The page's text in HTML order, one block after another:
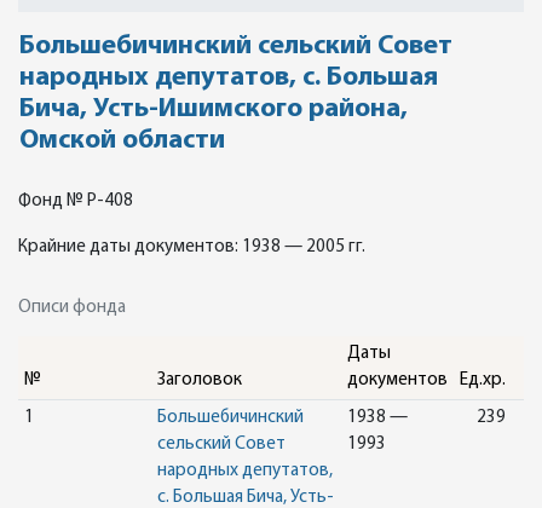
Большебичинский сельский Совет
народных депутатов, с. Большая
Бича, Усть-Ишимского района,
Омской области
Фонд № Р-408
Крайние даты документов: 1938 — 2005 гг.
Описи фонда
№ Заголовок
Даты
документов
Ед.хр.
1
Большебичинский
сельский Совет
народных депутатов,
с. Большая Бича, Усть-
1938 —
1993
239